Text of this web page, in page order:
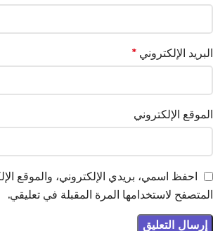
البريد الإلكتروني *
الموقع الإلكتروني
احفظ اسمي، بريدي الإلكتروني، والموقع
المتصفح لاستخدامها المرة المقبلة في تعليقي.